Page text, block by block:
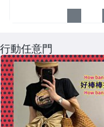
行動任意門